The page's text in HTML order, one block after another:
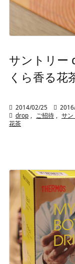
サントリー
くら香る花
 2014/02/25 
 drop , ご招待 , サン
花茶